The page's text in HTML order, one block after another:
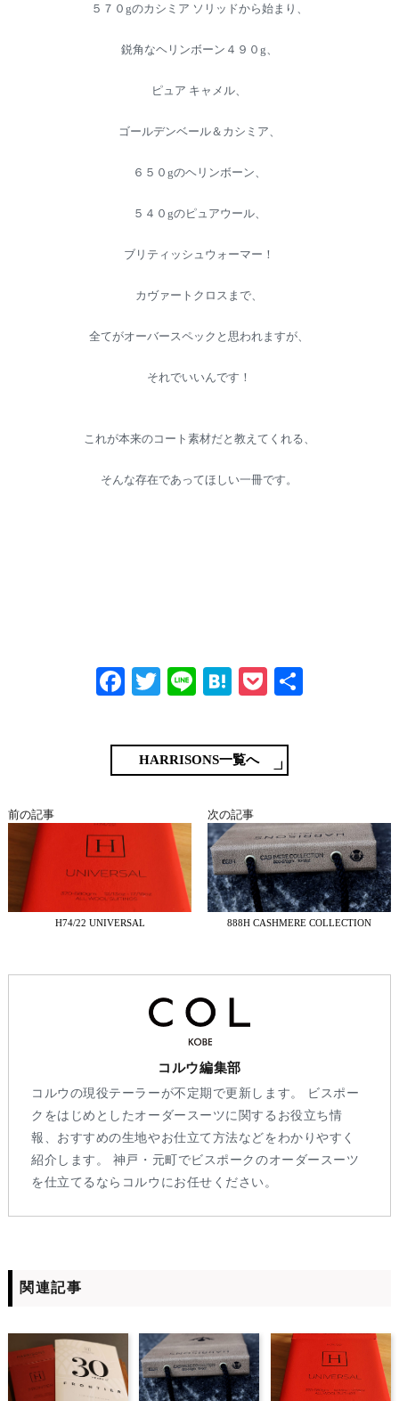
５７０gのカシミア ソリッドから始まり、
鋭角なヘリンボーン４９０g、
ピュア キャメル、
ゴールデンベール＆カシミア、
６５０gのヘリンボーン、
５４０gのピュアウール、
ブリティッシュウォーマー！
カヴァートクロスまで、
全てがオーバースペックと思われますが、
それでいいんです！
これが本来のコート素材だと教えてくれる、
そんな存在であってほしい一冊です。
Fa
bo
ok
T
tte
r
Li
H
en
a
P
ke
t
HARRISONS一覧へ
前の記事
H74/22 UNIVERSAL
次の記事
888H CASHMERE COLLECTION
コルウ編集部
コルウの現役テーラーが不定期で更新します。 ビスポー
クをはじめとしたオーダースーツに関するお役立ち情
報、おすすめの生地やお仕立て方法などをわかりやすく
紹介します。 神戸・元町でビスポークのオーダースーツ
を仕立てるならコルウにお任せください。
関連記事